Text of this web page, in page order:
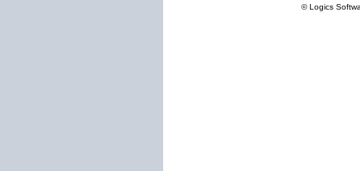
© Logics